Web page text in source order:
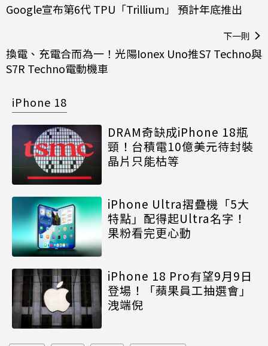
Google宣布第6代 TPU「Trillium」 預計年底推出
下一則
換電、充電合而為一！光陽Ionex Uno推S7 Techno與
S7R Techno電動機車
iPhone 18
DRAM奇缺成iPhone 18瓶
頸！台積電10億美元待封裝
晶片只能枯等
iPhone Ultra摺疊機「5大
特點」配得起Ultra名字！
果粉看完更心動
iPhone 18 Pro有望9月9日
登場！「蘋果員工抽選會」
洩端倪